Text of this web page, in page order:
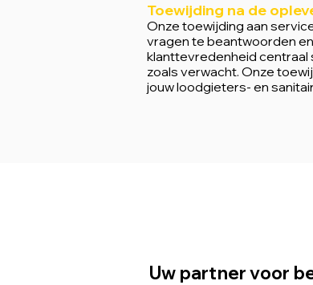
Toewijding na de
Onze toewijding aan
vragen te beantwoorden
klanttevredenheid centraal
zoals verwacht. Onze
jouw loodgieters- en
Uw partner voor